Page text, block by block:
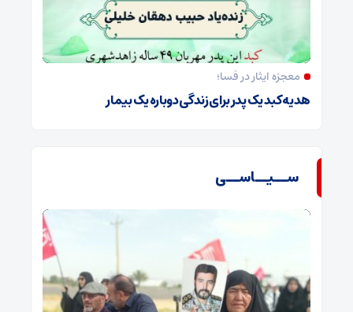
معجزه ایثار در فسا؛
هدیه کبد یک پدر برای زندگی دوباره یک بیمار
ســیــاســی